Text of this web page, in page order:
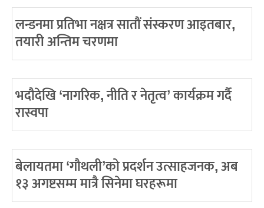
लन्डनमा प्रतिभा नक्षत्र सातौं संस्करण आइतबार,
तयारी अन्तिम चरणमा
भदौदेखि ‘नागरिक, नीति र नेतृत्व’ कार्यक्रम गर्दै
रास्वपा
बेलायतमा ‘गौथली’को प्रदर्शन उत्साहजनक, अब
१३ अगष्टसम्म मात्रै सिनेमा घरहरूमा